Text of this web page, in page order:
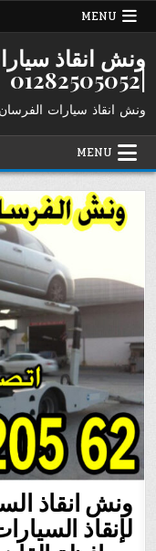
Skip
MENU
ونش انقاذ
|01282505052
ونش انقاذ سيارات الفرسان
MENU
ونش انقاذ
لإنقاذ